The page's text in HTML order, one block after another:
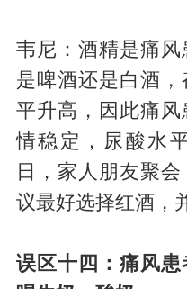
韦尼：酒精是痛
是啤酒还是白酒
平升高，因此痛
情稳定，尿酸水
日，家人朋友聚
议最好选择红酒，
误区十四：痛风